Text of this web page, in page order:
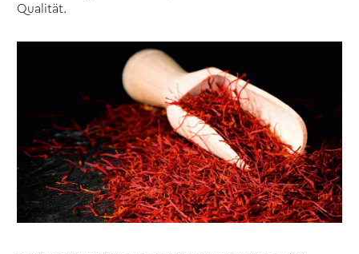
Qualität.